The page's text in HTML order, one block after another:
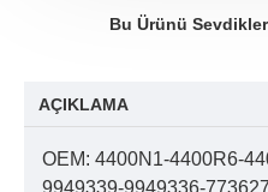
Bu Ürünü
AÇIKLAMA
OEM: 4400N1-4400R6-
9949339-9949336-